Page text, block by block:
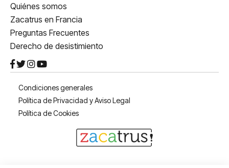
Quiénes somos
Zacatrus en Francia
Preguntas Frecuentes
Derecho de desistimiento
Condiciones generales
Política de Privacidad y Aviso Legal
Política de Cookies